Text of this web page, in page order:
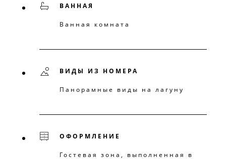
ВАННАЯ
Ванная комната
ВИДЫ ИЗ НОМЕРА
Панорамные виды на лагуну
ОФОРМЛЕНИЕ
Гостевая зона, выполненная в